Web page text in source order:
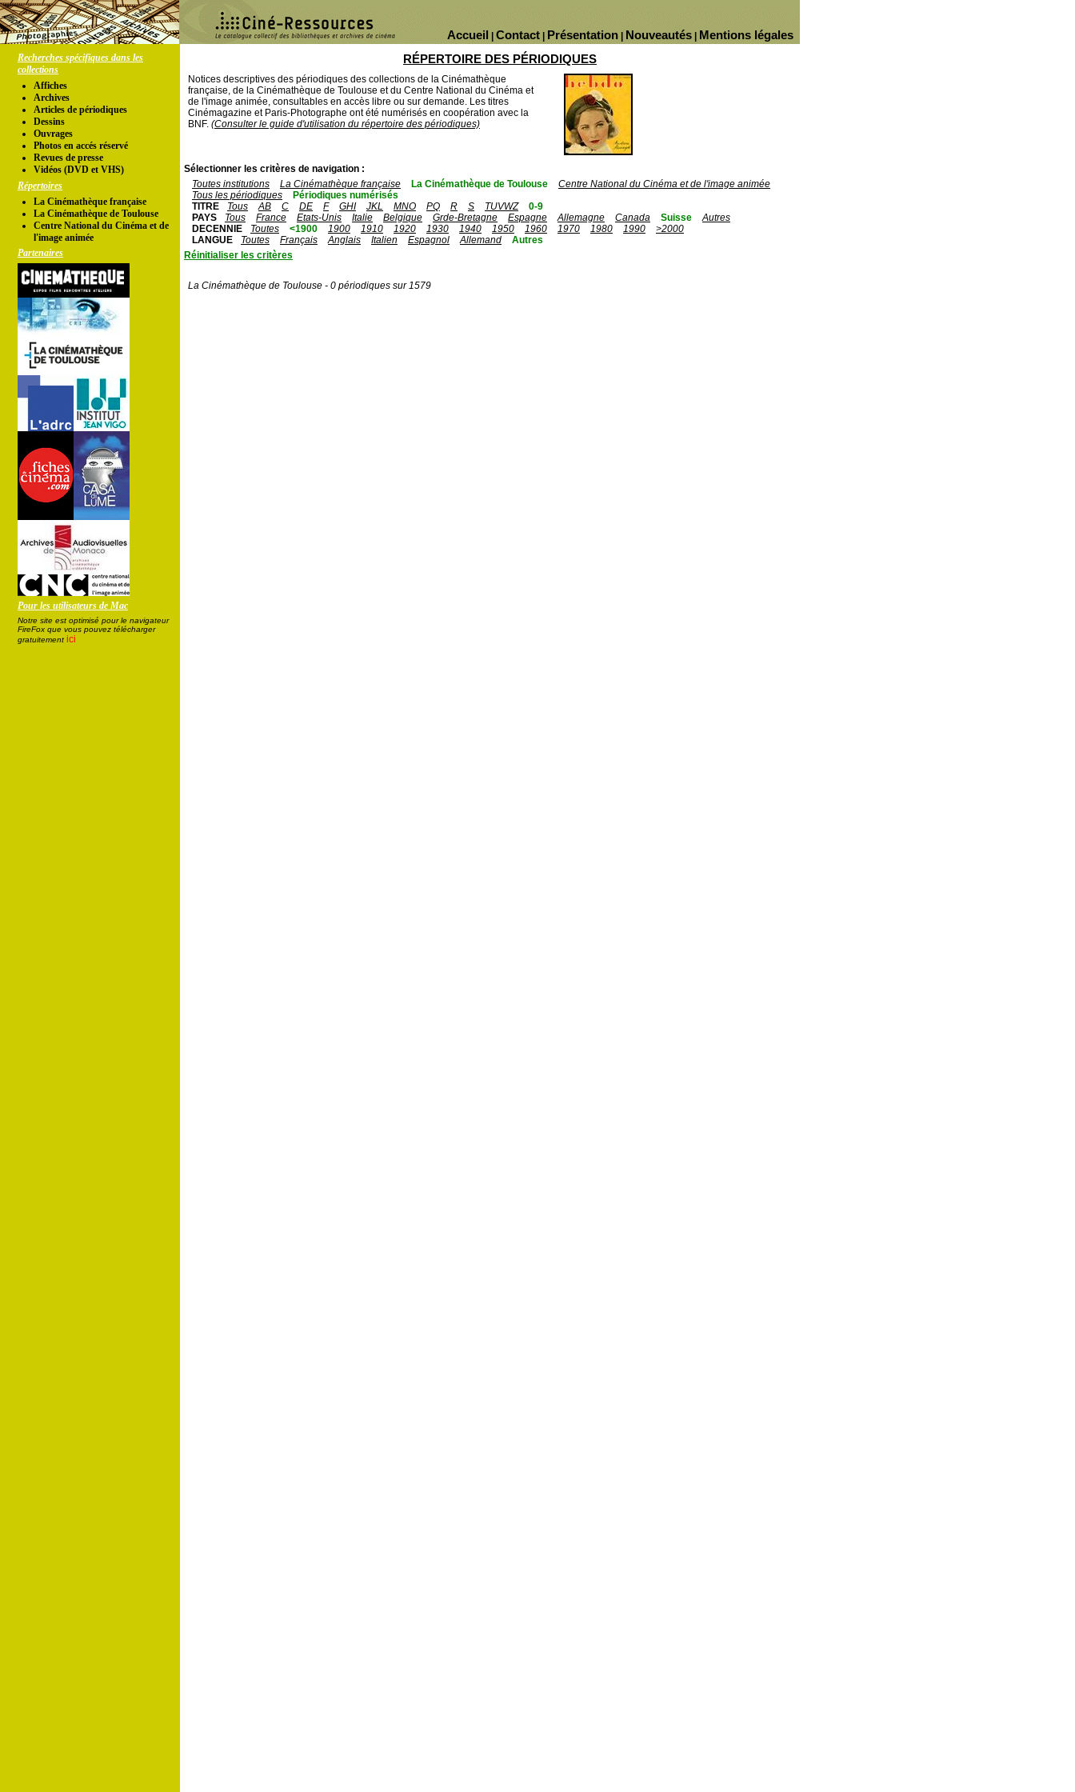
Mentions légales
Nouveautés
Présentation
Contact
Accueil
Recherches spécifiques dans les
collections
Affiches
Archives
Articles de périodiques
Dessins
Ouvrages
Photos en accés réservé
Revues de presse
Vidéos (DVD et VHS)
Répertoires
La Cinémathèque française
La Cinémathèque de Toulouse
Centre National du Cinéma et de
l'image animée
Partenaires
Pour les utilisateurs de Mac
Notre site est optimisé pour le navigateur
FireFox que vous pouvez télécharger
gratuitement ici
RÉPERTOIRE DES PÉRIODIQUES
Notices descriptives des périodiques des collections de la Cinémathèque
française, de la Cinémathèque de Toulouse et du Centre National du Cinéma et
de l'image animée, consultables en accès libre ou sur demande. Les titres
Cinémagazine et Paris-Photographe ont été numérisés en coopération avec la
BNF. (Consulter le guide d'utilisation du répertoire des périodiques)
Sélectionner les critères de navigation :
Toutes institutions
La Cinémathèque française La Cinémathèque de Toulouse
Centre National du Cinéma et de l'image animée
Tous les périodiques
Périodiques numérisés
TITRE
Tous AB C DE F GHI JKL MNO PQ R S TUVWZ
0-9
PAYS
Tous France Etats-Unis Italie Belgique Grde-Bretagne Espagne Allemagne Canada Suisse
Autres
DECENNIE
Toutes <1900 1900 1910 1920 1930 1940 1950 1960 1970 1980 1990
>2000
LANGUE
Toutes Français Anglais Italien Espagnol Allemand
Autres
Réinitialiser les critères
La Cinémathèque de Toulouse - 0 périodiques sur 1579